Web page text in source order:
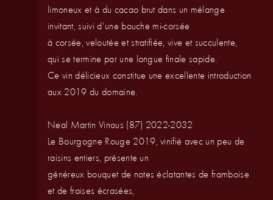
limoneux et à du cacao brut dans un mélange
invitant, suivi d'une bouche mi-corsée
à corsée, veloutée et stratifiée, vive et succulente,
qui se termine par une longue finale sapide.
Ce vin délicieux constitue une excellente introduction
aux 2019 du domaine.
Neal Martin Vinous (87) 2022-2032
Le Bourgogne Rouge 2019, vinifié avec un peu de
raisins entiers, présente un
généreux bouquet de notes éclatantes de framboise
et de fraises écrasées,